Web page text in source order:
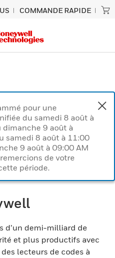
COMMANDE RAPIDE
pour une
du samedi 8 août à
dimanche 9 août à
samedi 8 août à 11:00
9 août à 09:00 AM
de votre
période.
d’un demi-milliard de
et plus productifs avec
lecteurs de codes à